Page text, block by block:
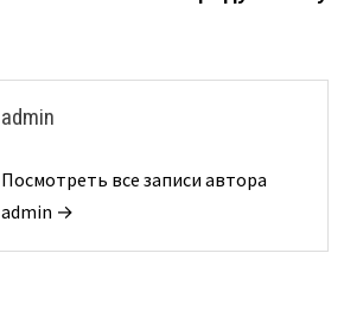
admin
Посмотреть все записи автора
admin →